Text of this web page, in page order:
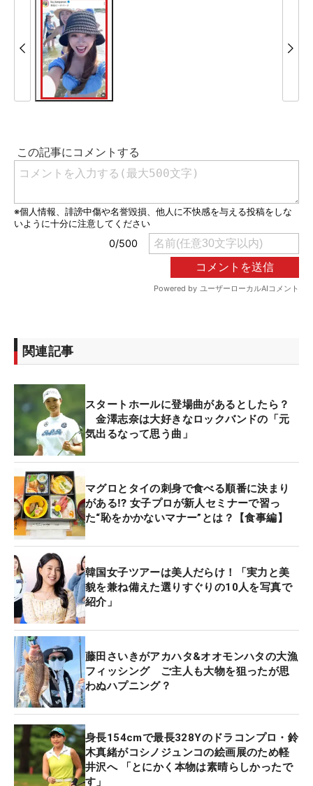
関連記事
スタートホールに登場曲があるとしたら？
金澤志奈は大好きなロックバンドの「元
気出るなって思う曲」
マグロとタイの刺身で食べる順番に決まり
がある⁉ 女子プロが新人セミナーで習っ
た“恥をかかないマナー”とは？【食事編】
韓国女子ツアーは美人だらけ！「実力と美
貌を兼ね備えた選りすぐりの10人を写真で
紹介」
藤田さいきがアカハタ&オオモンハタの大漁
フィッシング ご主人も大物を狙ったが思
わぬハプニング？
身長154cmで最長328Yのドラコンプロ・鈴
木真緒がコシノジュンコの絵画展のため軽
井沢へ 「とにかく本物は素晴らしかったで
す」